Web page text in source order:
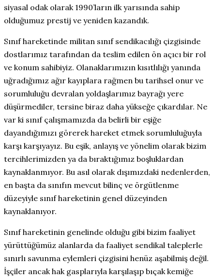
siyasal odak olarak 1990’ların ilk yarısında sahip
olduğumuz prestij ve yeniden kazandık.
Sınıf hareketinde militan sınıf sendikacılığı çizgisinde
dostlarımız tarafından da teslim edilen ön açıcı bir rol
ve konum sahibiyiz. Olanaklarımızın kısıtlılığı yanında
uğradığımız ağır kayıplara rağmen bu tarihsel onur ve
sorumluluğu devralan yoldaşlarımız bayrağı yere
düşürmediler, tersine biraz daha yükseğe çıkardılar. Ne
var ki sınıf çalışmamızda da belirli bir eşiğe
dayandığımızı görerek hareket etmek sorumluluğuyla
karşı karşıyayız. Bu eşik, anlayış ve yönelim olarak bizim
tercihlerimizden ya da bıraktığımız boşluklardan
kaynaklanmıyor. Bu asıl olarak dışımızdaki nedenlerden,
en başta da sınıfın mevcut bilinç ve örgütlenme
düzeyiyle sınıf hareketinin genel düzeyinden
kaynaklanıyor.
Sınıf hareketinin genelinde olduğu gibi bizim faaliyet
yürüttüğümüz alanlarda da faaliyet sendikal taleplerle
sınırlı savunma eylemleri çizgisini henüz aşabilmiş değil.
İşçiler ancak hak gasplarıyla karşılaşıp bıçak kemiğe